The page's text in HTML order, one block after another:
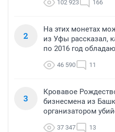
102 923 166
2
На этих монетах
из Уфы рассказал,
по 2016 год
46 590 11
3
Кровавое
бизнесмена из
организатором
37 347 13